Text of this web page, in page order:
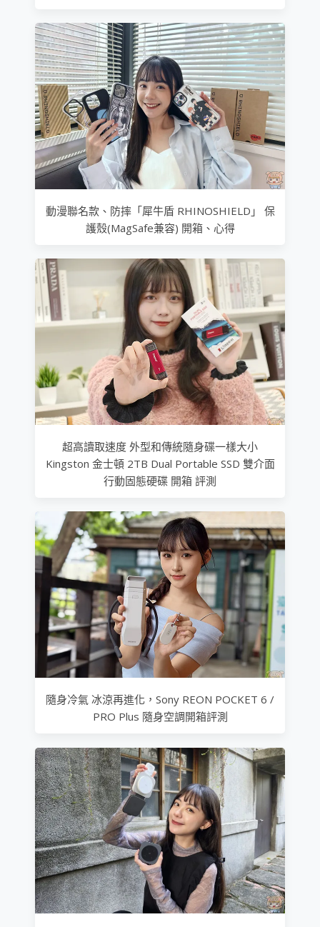
動漫聯名款、防摔「犀牛盾 RHINOSHIELD」 保
護殼(MagSafe兼容) 開箱、心得
超高讀取速度 外型和傳統隨身碟一樣大小
Kingston 金士頓 2TB Dual Portable SSD 雙介面
行動固態硬碟 開箱 評測
隨身冷氣 冰涼再進化，Sony REON POCKET 6 /
PRO Plus 隨身空調開箱評測